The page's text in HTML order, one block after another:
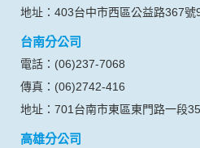
生的相關記錄，包括您使用連線設
的瀏覽器予以標示，歸納使用者瀏
網頁，除非您願意告知您的個人資
將此項記錄和您對應。請您注意，
商，或與連結本網站，也可能蒐集
提供的個人資訊，這些廣告廠商、
公司不負任何連帶責任。
地址：403台中市西區公益路367號
台南分公司
電話：(06)237-7068
傳真：(06)2742-416
地址：701台南市東區東門路一段
高雄分公司